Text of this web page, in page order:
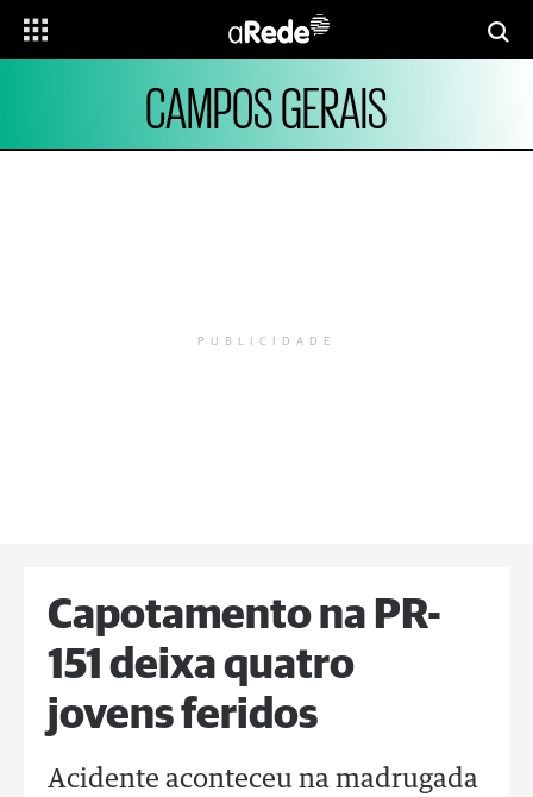
CAMPOS GERAIS
PUBLICIDADE
Capotamento na PR-
151 deixa quatro
jovens feridos
Acidente aconteceu na madrugada